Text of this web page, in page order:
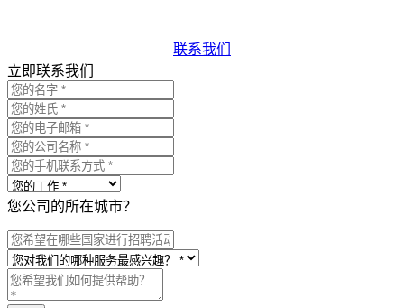
联系我们
立即联系我们
您公司的所在城市？